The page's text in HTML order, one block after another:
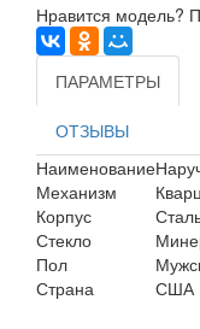
Нравится модель?
ПАРАМЕТРЫ
ОТЗЫВЫ
Наименование
Механизм
Корпус
Стекло
Пол
Страна
США